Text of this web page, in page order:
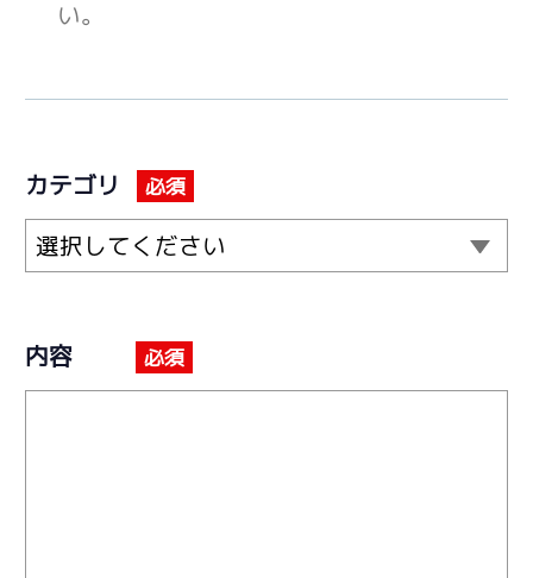
い。
カテゴリ 必須
選択してください
内容 必須